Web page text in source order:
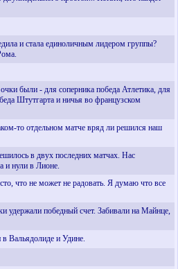
и стала единоличным лидером группы?
были - для соперника победа Атлетика, для
Штутгарта и ничья во французском
то отдельном матче вряд ли решился наш
в двух последних матчах. Нас
и нули в Лионе.
что не может не радовать. Я думаю что все
удержали победный счет. Забивали на Майнце,
Вальядолиде и Удине.